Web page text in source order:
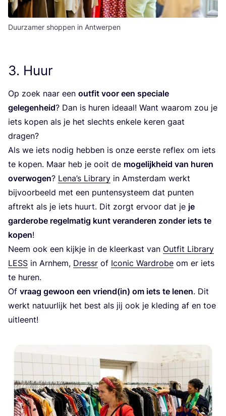
Duurzamer shoppen in Antwerpen
3. Huur
Op zoek naar een out­fit voor een spe­ci­a­le
gele­gen­heid? Dan is huren ide­aal! Want waar­om zou je
iets kopen als je het slechts enke­le keren gaat
dragen?
Als we iets nodig heb­ben is onze eer­ste reflex om iets
te kopen. Maar heb je ooit de moge­lijk­heid van huren
over­wo­gen? Lena’s Libra­ry in Amster­dam werkt
bij­voor­beeld met een pun­ten­sys­teem dat pun­ten
aftrekt als je iets huurt. Dit zorgt ervoor dat je je
gar­de­ro­be regel­ma­tig kunt ver­an­de­ren zon­der iets te
kopen!
Neem ook een kijk­je in de kleer­kast van Out­fit Libra­ry
LESS in Arn­hem, Dressr of Ico­nic Ward­ro­be om er iets
te huren.
Of vraag gewoon een vriend(in) om iets te lenen. Dit
werkt natuur­lijk het best als jij ook je kle­ding af en toe
uitleent!